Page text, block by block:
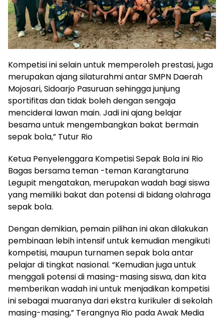
Kompetisi ini selain untuk memperoleh prestasi, juga
merupakan ajang silaturahmi antar SMPN Daerah
Mojosari, Sidoarjo Pasuruan sehingga junjung
sportifitas dan tidak boleh dengan sengaja
menciderai lawan main. Jadi ini ajang belajar
besama untuk mengembangkan bakat bermain
sepak bola,” Tutur Rio
Ketua Penyelenggara Kompetisi Sepak Bola ini Rio
Bagas bersama teman -teman Karangtaruna
Legupit mengatakan, merupakan wadah bagi siswa
yang memiliki bakat dan potensi di bidang olahraga
sepak bola.
Dengan demikian, pemain pilihan ini akan dilakukan
pembinaan lebih intensif untuk kemudian mengikuti
kompetisi, maupun turnamen sepak bola antar
pelajar di tingkat nasional. “Kemudian juga untuk
menggali potensi di masing-masing siswa, dan kita
memberikan wadah ini untuk menjadikan kompetisi
ini sebagai muaranya dari ekstra kurikuler di sekolah
masing-masing,” Terangnya Rio pada Awak Media